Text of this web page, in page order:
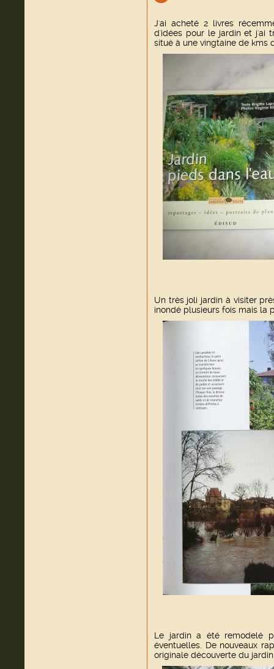
J'ai acheté 2 livres
d'idées pour le jardin et j'ai
situé à une vingtaine de kms
Un très joli jardin à visiter
inondé plusieurs fois mais la
Le jardin a été remodelé
éventuelles. De nouveaux
originale découverte du jardin